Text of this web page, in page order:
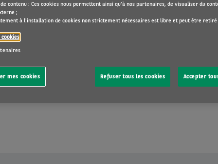
un nouvel outil de localisation de partenaires de
en quelques clics au réseau de référence, où vous
centralisée : des carrossiers aux réparateurs de
et garages avec une ou plusieurs
votre app My Arval, dans la version desktop de My
contenu : Ces cookies nous permettent ainsi qu'à nos partenaires, de visualiser du
;
à l'installation de cookies non strictement nécessaires est libre et peut être retiré
mes cookies Refuser tous les cookies Accepter